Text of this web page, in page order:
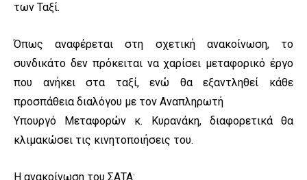
των Ταξί.
Όπως αναφέρεται στη σχετική ανακοίνωση, το
συνδικάτο δεν πρόκειται να χαρίσει μεταφορικό έργο
που ανήκει στα ταξί, ενώ θα εξαντληθεί κάθε
προσπάθεια διαλόγου με τον Αναπληρωτή
Υπουργό Μεταφορών κ. Κυρανάκη, διαφορετικά θα
κλιμακώσει τις κινητοποιήσεις του.
Η ανακοίνωση του ΣΑΤΑ: